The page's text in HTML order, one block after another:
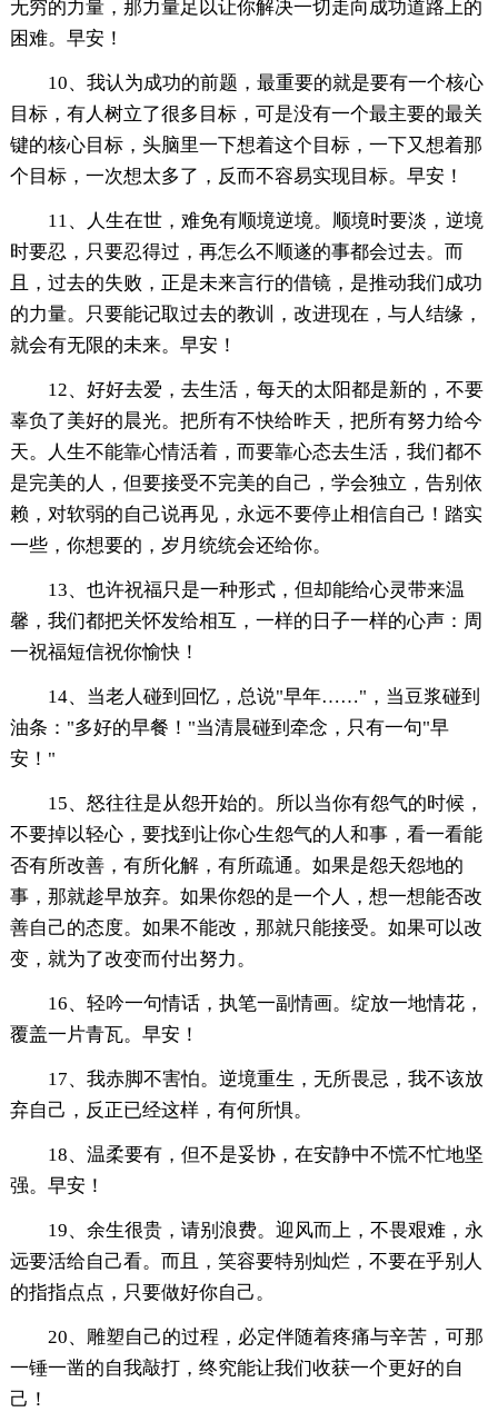
无穷的力量，那力量足以让你解决一切走向成功道路上的
困难。早安！
10、我认为成功的前题，最重要的就是要有一个核心
目标，有人树立了很多目标，可是没有一个最主要的最关
键的核心目标，头脑里一下想着这个目标，一下又想着那
个目标，一次想太多了，反而不容易实现目标。早安！
11、人生在世，难免有顺境逆境。顺境时要淡，逆境
时要忍，只要忍得过，再怎么不顺遂的事都会过去。而
且，过去的失败，正是未来言行的借镜，是推动我们成功
的力量。只要能记取过去的教训，改进现在，与人结缘，
就会有无限的未来。早安！
12、好好去爱，去生活，每天的太阳都是新的，不要
辜负了美好的晨光。把所有不快给昨天，把所有努力给今
天。人生不能靠心情活着，而要靠心态去生活，我们都不
是完美的人，但要接受不完美的自己，学会独立，告别依
赖，对软弱的自己说再见，永远不要停止相信自己！踏实
一些，你想要的，岁月统统会还给你。
13、也许祝福只是一种形式，但却能给心灵带来温
馨，我们都把关怀发给相互，一样的日子一样的心声：周
一祝福短信祝你愉快！
14、当老人碰到回忆，总说"早年……"，当豆浆碰到
油条："多好的早餐！"当清晨碰到牵念，只有一句"早
安！"
15、怒往往是从怨开始的。所以当你有怨气的时候，
不要掉以轻心，要找到让你心生怨气的人和事，看一看能
否有所改善，有所化解，有所疏通。如果是怨天怨地的
事，那就趁早放弃。如果你怨的是一个人，想一想能否改
善自己的态度。如果不能改，那就只能接受。如果可以改
变，就为了改变而付出努力。
16、轻吟一句情话，执笔一副情画。绽放一地情花，
覆盖一片青瓦。早安！
17、我赤脚不害怕。逆境重生，无所畏忌，我不该放
弃自己，反正已经这样，有何所惧。
18、温柔要有，但不是妥协，在安静中不慌不忙地坚
强。早安！
19、余生很贵，请别浪费。迎风而上，不畏艰难，永
远要活给自己看。而且，笑容要特别灿烂，不要在乎别人
的指指点点，只要做好你自己。
20、雕塑自己的过程，必定伴随着疼痛与辛苦，可那
一锤一凿的自我敲打，终究能让我们收获一个更好的自
己！